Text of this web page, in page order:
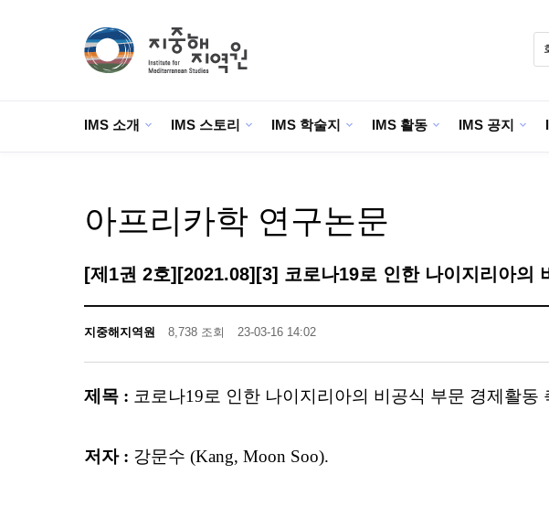
IMS 소개 IMS 스토리 IMS 학술지 IMS 활동 IMS 공지
아프리카학 연구논문
[제1권 2호][2021.08][3] 코로나19로 인한 나이지리아의
지중해지역원 8,738 조회 23-03-16 14:02
제목 : 코로나19로 인한 나이지리아의 비공식 부문 경제활동
저자 : 강문수 (Kang, Moon Soo).